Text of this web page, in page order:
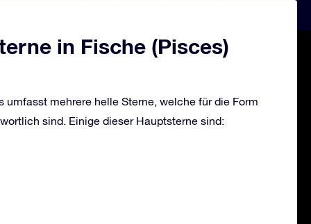
in Fische (Pisces)
umfasst mehrere helle Sterne, welche für die Form
sind. Einige dieser Hauptsterne sind: